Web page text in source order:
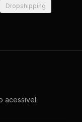
Dropshipping
acessivel.